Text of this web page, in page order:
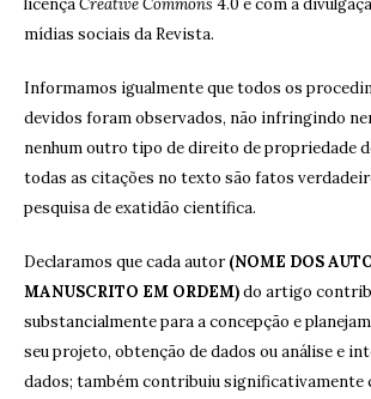
licençaCreative Commons 4.0 e com a
mídias sociais da Revista.
Informamos igualmente que todos os
devidos foram observados, não infringindo
nenhum outro tipo de direito de propriedade
todas as citações no texto são fatos
pesquisa de exatidão científica.
Declaramos que cada autor(NOME DOS
MANUSCRITO EM ORDEM)do artigo
substancialmente para a concepção e
seu projeto, obtenção de dados ou análise e
dados; também contribuiu significativamente